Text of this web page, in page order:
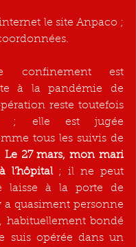
le site Anpaco ;
confinement est
à la pandémie de
reste toutefois
; elle est jugée
tous les suivis de
Le 27 mars, mon mari
l’hôpital ; il ne peut
laisse à la porte de
a quasiment personne
habituellement bondé
suis opérée dans un